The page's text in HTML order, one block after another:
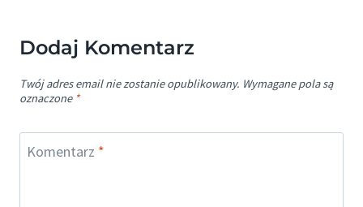
Dodaj Komentarz
Twój adres email nie zostanie opublikowany. Wymagane pola są
oznaczone *
Komentarz *